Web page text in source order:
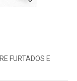
FURTADOS E